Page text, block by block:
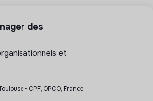
des
et
• CPF, OPCO, France